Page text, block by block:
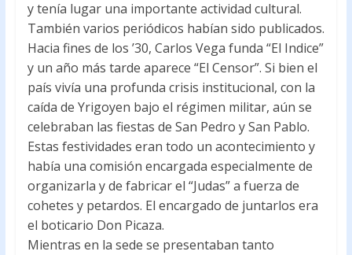
y tenía lugar una importante actividad cultural.
También varios periódicos habían sido publicados.
Hacia fines de los ’30, Carlos Vega funda “El Indice”
y un año más tarde aparece “El Censor”. Si bien el
país vivía una profunda crisis institucional, con la
caída de Yrigoyen bajo el régimen militar, aún se
celebraban las fiestas de San Pedro y San Pablo.
Estas festividades eran todo un acontecimiento y
había una comisión encargada especialmente de
organizarla y de fabricar el “Judas” a fuerza de
cohetes y petardos. El encargado de juntarlos era
el boticario Don Picaza.
Mientras en la sede se presentaban tanto